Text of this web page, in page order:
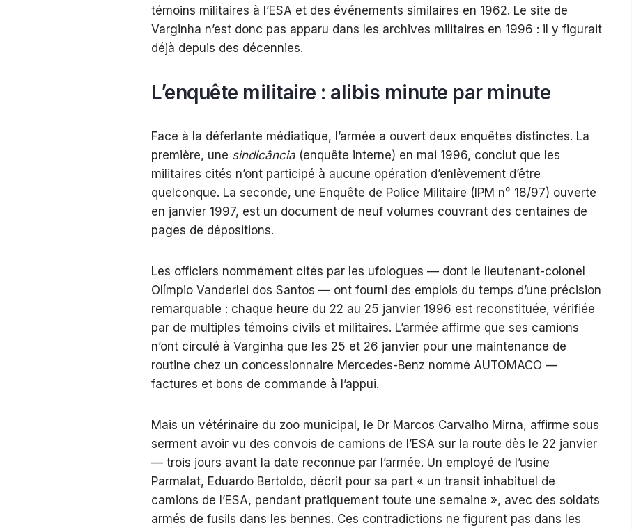
témoins militaires à l’ESA et des événements similaires en 1962. Le site de
Varginha n’est donc pas apparu dans les archives militaires en 1996 : il y figurait
déjà depuis des décennies.
L’enquête militaire : alibis minute par minute
Face à la déferlante médiatique, l’armée a ouvert deux enquêtes distinctes. La
première, une sindicância (enquête interne) en mai 1996, conclut que les
militaires cités n’ont participé à aucune opération d’enlèvement d’être
quelconque. La seconde, une Enquête de Police Militaire (IPM n° 18/97) ouverte
en janvier 1997, est un document de neuf volumes couvrant des centaines de
pages de dépositions.
Les officiers nommément cités par les ufologues — dont le lieutenant-colonel
Olímpio Vanderlei dos Santos — ont fourni des emplois du temps d’une précision
remarquable : chaque heure du 22 au 25 janvier 1996 est reconstituée, vérifiée
par de multiples témoins civils et militaires. L’armée affirme que ses camions
n’ont circulé à Varginha que les 25 et 26 janvier pour une maintenance de
routine chez un concessionnaire Mercedes-Benz nommé AUTOMACO —
factures et bons de commande à l’appui.
Mais un vétérinaire du zoo municipal, le Dr Marcos Carvalho Mirna, affirme sous
serment avoir vu des convois de camions de l’ESA sur la route dès le 22 janvier
— trois jours avant la date reconnue par l’armée. Un employé de l’usine
Parmalat, Eduardo Bertoldo, décrit pour sa part « un transit inhabituel de
camions de l’ESA, pendant pratiquement toute une semaine », avec des soldats
armés de fusils dans les bennes. Ces contradictions ne figurent pas dans les